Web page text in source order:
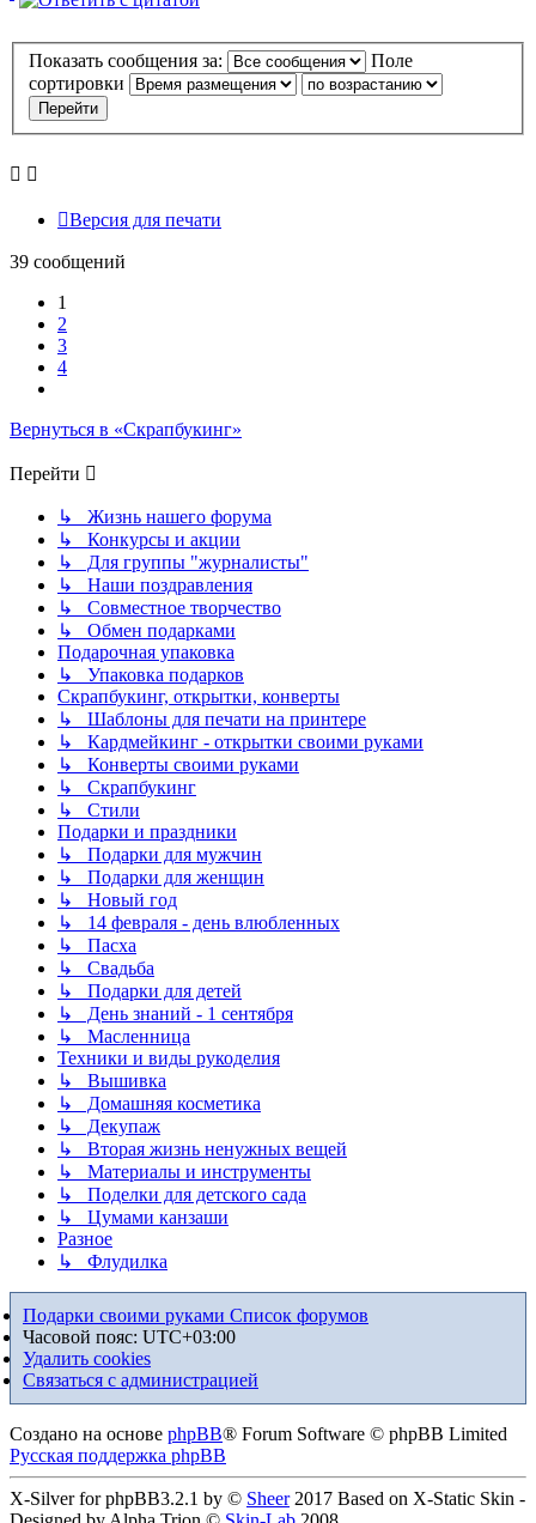
Показать сообщения за:
Поле
сортировки
Версия для печати
39 сообщений
1
2
3
4
Вернуться в «Скрапбукинг»
Перейти
↳ Жизнь нашего форума
↳ Конкурсы и акции
↳ Для группы "журналисты"
↳ Наши поздравления
↳ Совместное творчество
↳ Обмен подарками
Подарочная упаковка
↳ Упаковка подарков
Скрапбукинг, открытки, конверты
↳ Шаблоны для печати на принтере
↳ Кардмейкинг - открытки своими руками
↳ Конверты своими руками
↳ Скрапбукинг
↳ Стили
Подарки и праздники
↳ Подарки для мужчин
↳ Подарки для женщин
↳ Новый год
↳ 14 февраля - день влюбленных
↳ Пасха
↳ Свадьба
↳ Подарки для детей
↳ День знаний - 1 сентября
↳ Масленница
Техники и виды рукоделия
↳ Вышивка
↳ Домашняя косметика
↳ Декупаж
↳ Вторая жизнь ненужных вещей
↳ Материалы и инструменты
↳ Поделки для детского сада
↳ Цумами канзаши
Разное
↳ Флудилка
Подарки своими руками Список форумов
Часовой пояс: UTC+03:00
Удалить cookies
Связаться с администрацией
Создано на основе phpBB® Forum Software © phpBB Limited
Русская поддержка phpBB
X-Silver for phpBB3.2.1 by © Sheer2017 Based on X-Static Skin -